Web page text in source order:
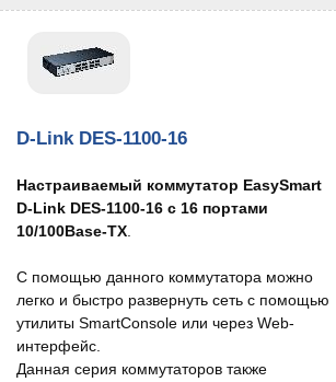
D-Link DES-1100-16
Настраиваемый коммутатор EasySmart
D-Link DES-1100-16 с 16 портами
10/100Base-TX
С помощью данного коммутатора можно
легко и быстро развернуть сеть с помощью
утилиты SmartConsole или через Web-
интерфейс.
Данная серия коммутаторов также